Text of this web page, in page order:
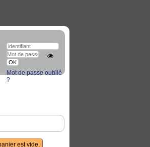
Mot de passe oublié
?